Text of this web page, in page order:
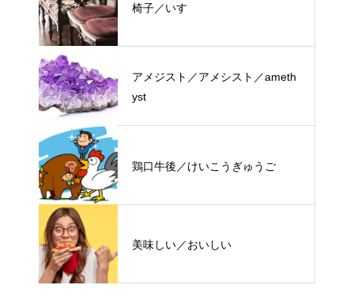
椅子／いす
アメジスト／アメシスト／ameth
yst
鶏口牛後／けいこうぎゅうご
美味しい／おいしい